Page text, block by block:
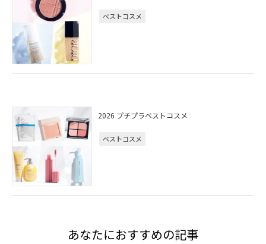
ベストコスメ
2026 プチプラベストコスメ
ベストコスメ
あなたにおすすめの記事